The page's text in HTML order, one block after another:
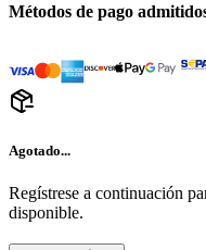
Métodos de pago
Agotado...
Regístrese a continuación
disponible.